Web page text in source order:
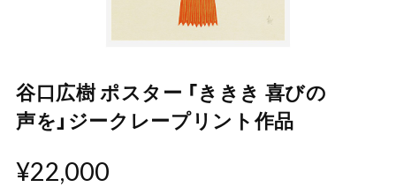
谷口広樹 ポスター 「ききき 喜びの
声を」ジークレープリント作品
¥22,000